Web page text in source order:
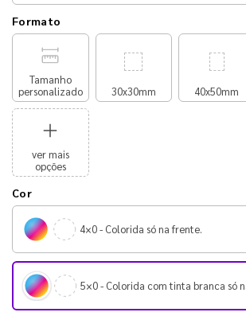
Formato
Tamanho
personalizado
30x30mm 40x50mm
ver mais
opções
Cor
4×0 - Colorida só na frente.
5×0 - Colorida com tinta branca só